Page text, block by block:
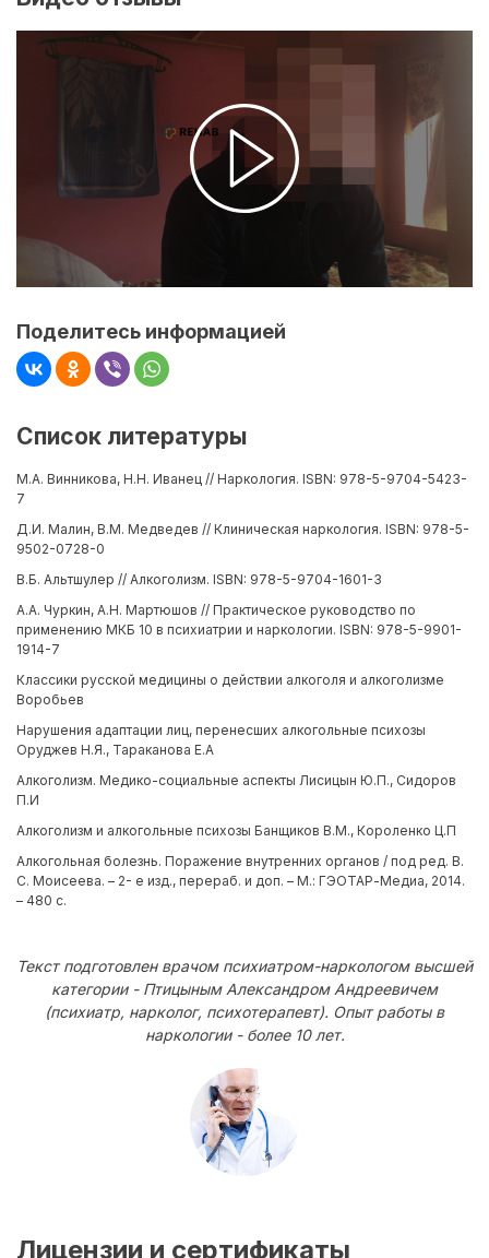
Поделитесь информацией
Список литературы
М.А. Винникова, Н.Н. Иванец // Наркология. ISBN: 978-5-9704-5423-
7
Д.И. Малин, В.М. Медведев // Клиническая наркология. ISBN: 978-5-
9502-0728-0
В.Б. Альтшулер // Алкоголизм. ISBN: 978-5-9704-1601-3
А.А. Чуркин, А.Н. Мартюшов // Практическое руководство по
применению МКБ 10 в психиатрии и наркологии. ISBN: 978-5-9901-
1914-7
Классики русской медицины о действии алкоголя и алкоголизме
Воробьев
Нарушения адаптации лиц, перенесших алкогольные психозы
Оруджев Н.Я., Тараканова Е.А
Алкоголизм. Медико-социальные аспекты Лисицын Ю.П., Сидоров
П.И
Алкоголизм и алкогольные психозы Банщиков В.М., Короленко Ц.П
Алкогольная болезнь. Поражение внутренних органов / под ред. В.
С. Моисеева. – 2- е изд., перераб. и доп. – М.: ГЭОТАР-Медиа, 2014.
– 480 с.
Текст подготовлен врачом психиатром-наркологом высшей
категории - Птицыным Александром Андреевичем
(психиатр, нарколог, психотерапевт). Опыт работы в
наркологии - более 10 лет.
Лицензии и сертификаты